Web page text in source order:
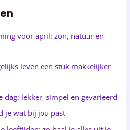
voor april: zon, natuur en
leven een stuk makkelijker
dag: lekker, simpel en gevarieerd
je wat bij jou past